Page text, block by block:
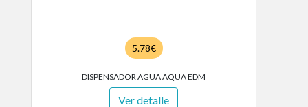
5.78€
DISPENSADOR AGUA AQUA EDM
Ver detalle